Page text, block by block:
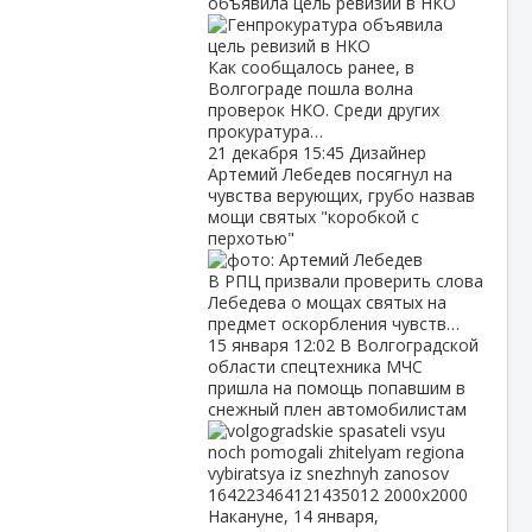
Как сообщалось ранее, в
Волгограде пошла волна
проверок НКО. Среди других
прокуратура…
21 декабря 15:45 Дизайнер
Артемий Лебедев посягнул на
чувства верующих, грубо назвав
мощи святых "коробкой с
перхотью"
В РПЦ призвали проверить слова
Лебедева о мощах святых на
предмет оскорбления чувств…
15 января 12:02 В Волгоградской
области спецтехника МЧС
пришла на помощь попавшим в
снежный плен автомобилистам
Накануне, 14 января,